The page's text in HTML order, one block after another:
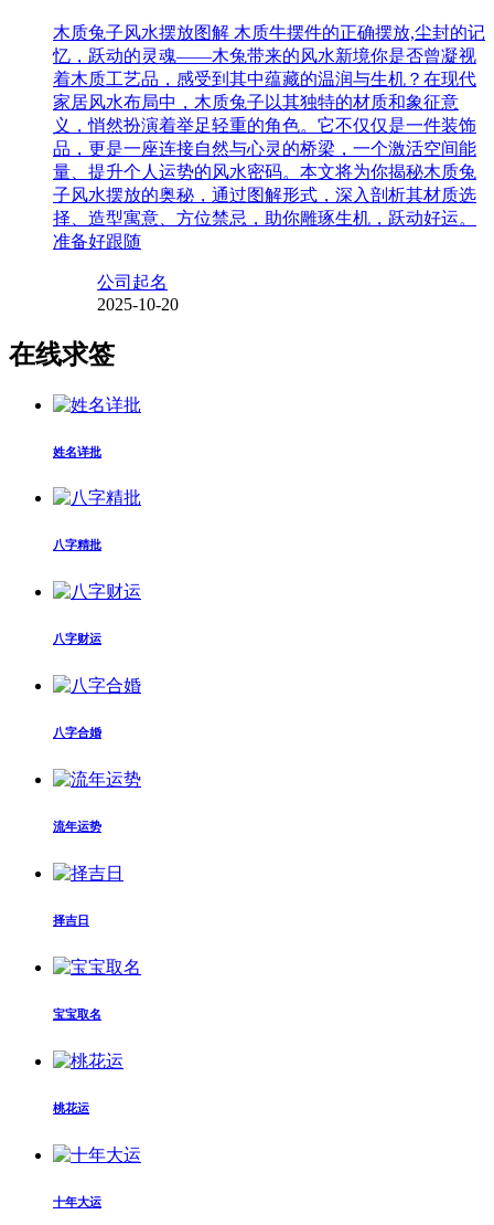
木质兔子风水摆放图解 木质牛摆件的正确摆放,尘封的记
忆，跃动的灵魂——木兔带来的风水新境你是否曾凝视
着木质工艺品，感受到其中蕴藏的温润与生机？在现代
家居风水布局中，木质兔子以其独特的材质和象征意
义，悄然扮演着举足轻重的角色。它不仅仅是一件装饰
品，更是一座连接自然与心灵的桥梁，一个激活空间能
量、提升个人运势的风水密码。本文将为你揭秘木质兔
子风水摆放的奥秘，通过图解形式，深入剖析其材质选
择、造型寓意、方位禁忌，助你雕琢生机，跃动好运。
准备好跟随
公司起名
2025-10-20
在线求签
姓名详批
八字精批
八字财运
八字合婚
流年运势
择吉日
宝宝取名
桃花运
十年大运